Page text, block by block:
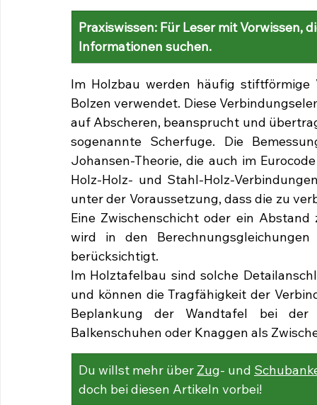
Praxiswissen: Für Leser mit
Informationen suchen.
Im Holzbau werden häufig stiftförmige
Bolzen verwendet. Diese
auf Abscheren, beansprucht und
sogenannte Scherfuge. Die
Johansen-Theorie, die auch im
Holz-Holz- und Stahl-Holz-
unter der Voraussetzung, dass die zu
Eine Zwischenschicht oder ein
wird in den
berücksichtigt.
Im Holztafelbau sind solche
und können die Tragfähigkeit der
Beplankung der Wandtafel bei
Balkenschuhen oder Knaggen als
Du willst mehr über Zug- und
doch bei diesen Artikeln vorbei!